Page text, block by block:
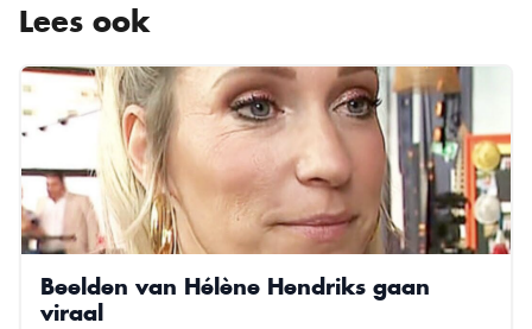
Lees ook
Beelden van Hélène Hendriks gaan
viraal